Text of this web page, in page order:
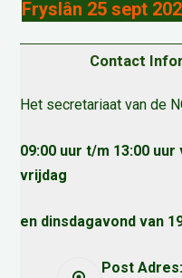
Fryslân 25 sept
Contact
Het secretariaat van de
09:00 uur t/m 13:00
vrijdag
en dinsdagavond van
Post Adres: